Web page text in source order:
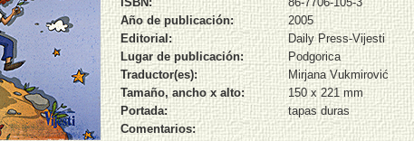
Año de publicación:
2005
Editorial:
Daily Press-Vijesti
Lugar de publicación:
Podgorica
Traductor(es):
Mirjana Vukmirović
Tamaño, ancho x alto:
150 x 221 mm
Portada:
tapas duras
Comentarios: